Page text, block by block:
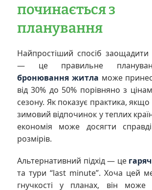
починається з
планування
Найпростіший спосіб
— це правильне
бронювання житла може
від 30% до 50% порівняно з
сезону. Як показує практика,
зимовий відпочинок у теплих
економія може досягти
розмірів.
Альтернативний підхід — це
та тури “last minute”. Хоча цей
гнучкості у планах, він може